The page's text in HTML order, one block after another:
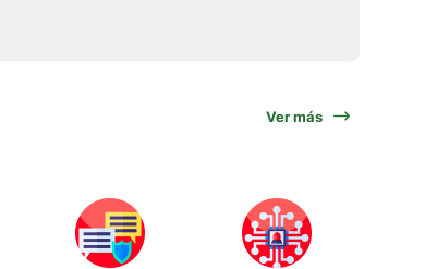
Ver más